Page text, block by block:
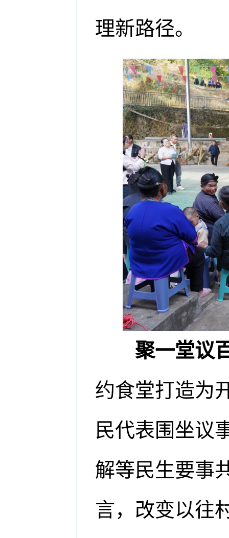
理新路径。
聚一堂议百
约食堂打造为
民代表围坐议
解等民生要事
言，改变以往